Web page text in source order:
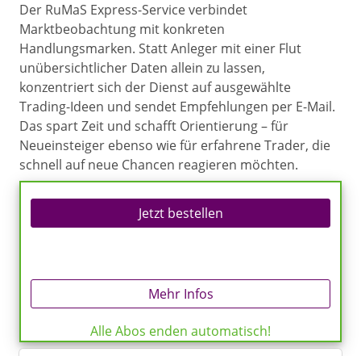
Der RuMaS Express-Service verbindet
Marktbeobachtung mit konkreten
Handlungsmarken. Statt Anleger mit einer Flut
unübersichtlicher Daten allein zu lassen,
konzentriert sich der Dienst auf ausgewählte
Trading-Ideen und sendet Empfehlungen per E-Mail.
Das spart Zeit und schafft Orientierung – für
Neueinsteiger ebenso wie für erfahrene Trader, die
schnell auf neue Chancen reagieren möchten.
Jetzt bestellen
Mehr Infos
Alle Abos enden automatisch!